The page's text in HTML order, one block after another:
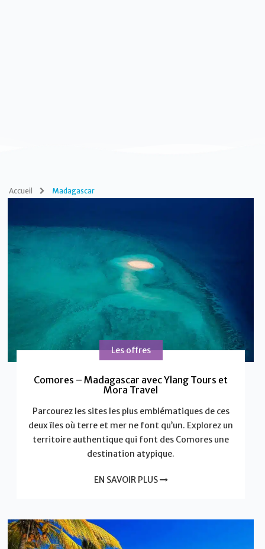
Accueil Madagascar
Les offres
Comores – Madagascar avec Ylang Tours et
Mora Travel
Parcourez les sites les plus emblématiques de ces
deux îles où terre et mer ne font qu’un. Explorez un
territoire authentique qui font des Comores une
destination atypique.
EN SAVOIR PLUS